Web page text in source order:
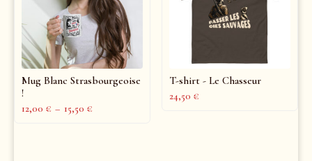
Mug Blanc Strasbourgeoise
!
12,00 € – 15,50 €
T-shirt - Le Chasseur
24,50 €